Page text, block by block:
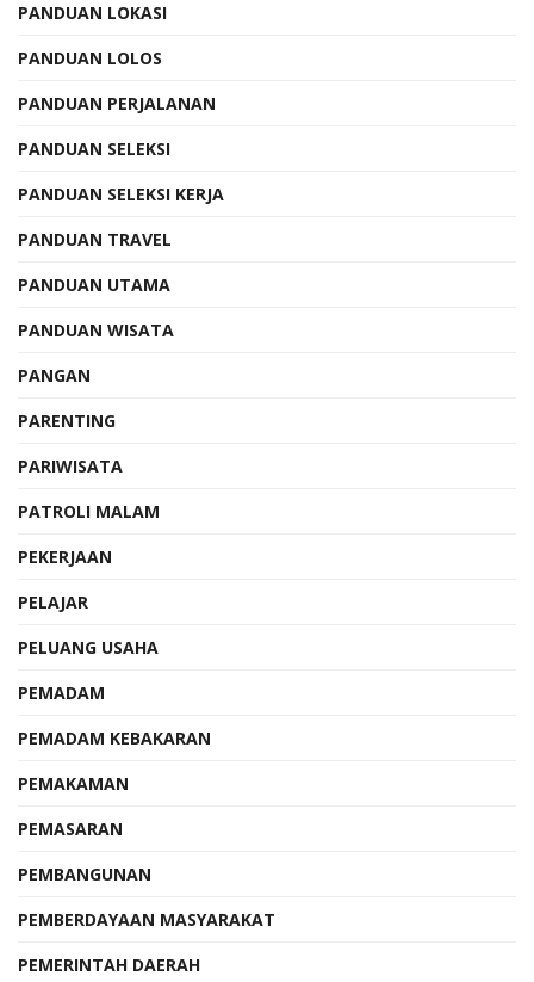
PANDUAN LOKASI
PANDUAN LOLOS
PANDUAN PERJALANAN
PANDUAN SELEKSI
PANDUAN SELEKSI KERJA
PANDUAN TRAVEL
PANDUAN UTAMA
PANDUAN WISATA
PANGAN
PARENTING
PARIWISATA
PATROLI MALAM
PEKERJAAN
PELAJAR
PELUANG USAHA
PEMADAM
PEMADAM KEBAKARAN
PEMAKAMAN
PEMASARAN
PEMBANGUNAN
PEMBERDAYAAN MASYARAKAT
PEMERINTAH DAERAH